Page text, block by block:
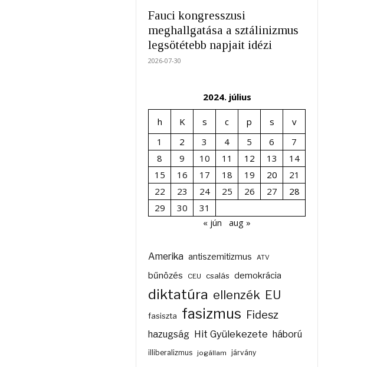
Fauci kongresszusi
meghallgatása a sztálinizmus
legsötétebb napjait idézi
2026-07-30
2024. július
h K s c p s
v
1
2 3 4 5 6
7
8
9 10 11 12 13
14
15
16 17 18 19 20
21
22
23 24 25 26 27
28
29
30
31
« jún
aug »
Amerika antiszemitizmus ATV
bűnözés CEU csalás demokrácia
diktatúra ellenzék EU
fasiszta fasizmus Fidesz
hazugság Hit Gyülekezete háború
illiberalizmus jogállam járvány